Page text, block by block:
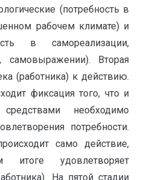
(потребность в
рабочем климате) и
в самореализации,
самовыражении). Вторая
(работника) к действию.
фиксация того, что и
необходимо
потребности.
само действие,
удовлетворяет
На пятой стадии